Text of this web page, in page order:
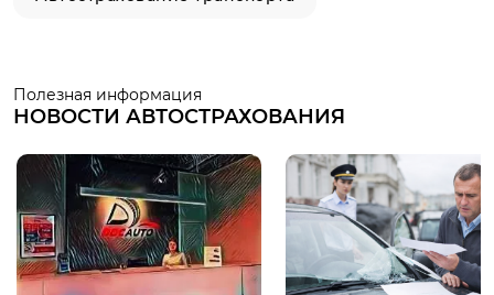
Полезная информация
НОВОСТИ АВТОСТРАХОВАНИЯ